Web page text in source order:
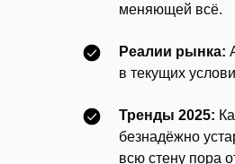
меняющей всё.
Реалии рынка:
в текущих
Тренды 2025:
безнадёжно
всю стену пора